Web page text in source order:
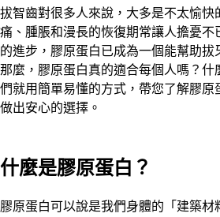
拔智齒對很多人來說，大多是不太愉快
痛、腫脹和漫長的恢復期常讓人擔憂不
的進步，膠原蛋白已成為一個能幫助拔
那麼，膠原蛋白真的適合每個人嗎？
們就用簡單易懂的方式，帶您了解膠原
做出安心的選擇。
什麼是膠原蛋白？
膠原蛋白可以說是我們身體的「建築